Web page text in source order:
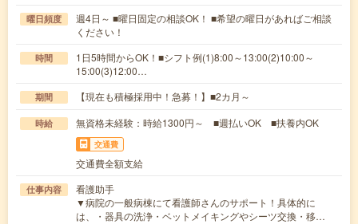
曜日頻度
週4日～ ■曜日固定の相談OK！ ■希望の曜日があればご相談
ください！
時間
1日5時間からOK！■シフト例(1)8:00～13:00(2)10:00～
15:00(3)12:00…
期間 【現在も積極採用中！急募！】■2カ月～
時給 無資格未経験：時給1300円～ ■週払いOK ■扶養内OK
交通費
交通費全額支給
仕事内容
看護助手
▼病院の一般病棟にて看護師さんのサポート！具体的に
は、・器具の洗浄・ベットメイキングやシーツ交換・移…